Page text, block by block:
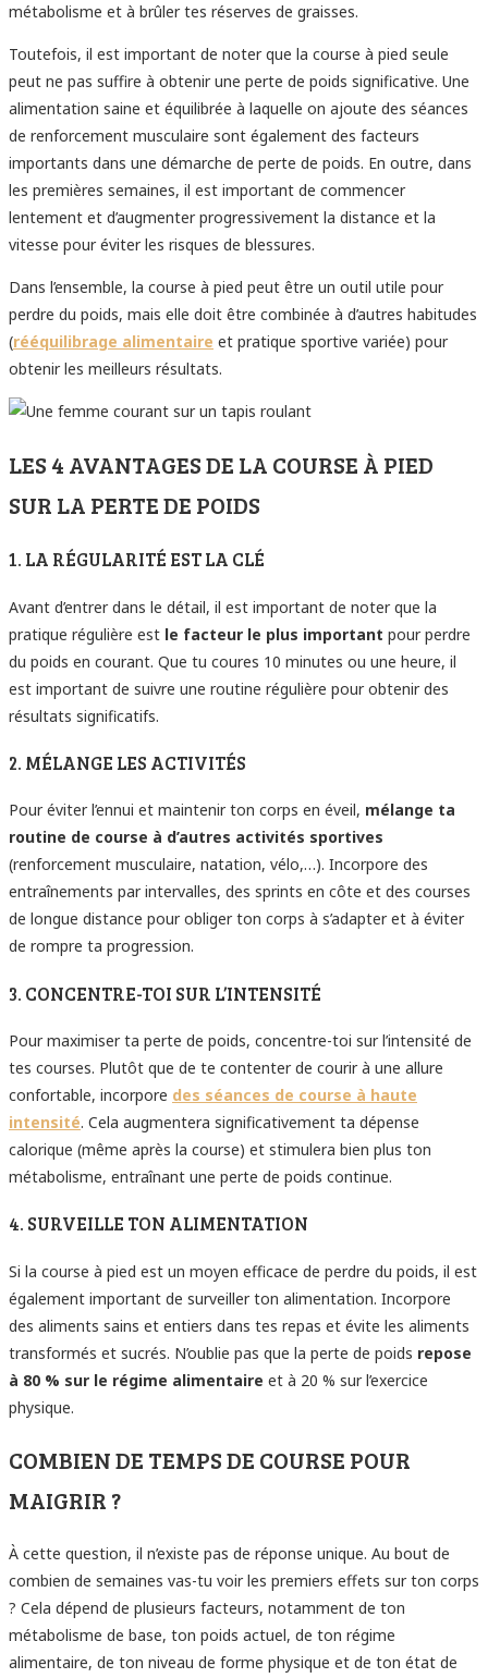
métabolisme et à brûler tes réserves de graisses.
Toutefois, il est important de noter que la course à pied seule
peut ne pas suffire à obtenir une perte de poids significative. Une
alimentation saine et équilibrée à laquelle on ajoute des séances
de renforcement musculaire sont également des facteurs
importants dans une démarche de perte de poids. En outre, dans
les premières semaines, il est important de commencer
lentement et d’augmenter progressivement la distance et la
vitesse pour éviter les risques de blessures.
Dans l’ensemble, la course à pied peut être un outil utile pour
perdre du poids, mais elle doit être combinée à d’autres habitudes
(rééquilibrage alimentaire et pratique sportive variée) pour
obtenir les meilleurs résultats.
LES 4 AVANTAGES DE LA COURSE À PIED
SUR LA PERTE DE POIDS
1. LA RÉGULARITÉ EST LA CLÉ
Avant d’entrer dans le détail, il est important de noter que la
pratique régulière est le facteur le plus important pour perdre
du poids en courant. Que tu coures 10 minutes ou une heure, il
est important de suivre une routine régulière pour obtenir des
résultats significatifs.
2. MÉLANGE LES ACTIVITÉS
Pour éviter l’ennui et maintenir ton corps en éveil, mélange ta
routine de course à d’autres activités sportives
(renforcement musculaire, natation, vélo,…). Incorpore des
entraînements par intervalles, des sprints en côte et des courses
de longue distance pour obliger ton corps à s’adapter et à éviter
de rompre ta progression.
3. CONCENTRE-TOI SUR L’INTENSITÉ
Pour maximiser ta perte de poids, concentre-toi sur l’intensité de
tes courses. Plutôt que de te contenter de courir à une allure
confortable, incorpore des séances de course à haute
intensité. Cela augmentera significativement ta dépense
calorique (même après la course) et stimulera bien plus ton
métabolisme, entraînant une perte de poids continue.
4. SURVEILLE TON ALIMENTATION
Si la course à pied est un moyen efficace de perdre du poids, il est
également important de surveiller ton alimentation. Incorpore
des aliments sains et entiers dans tes repas et évite les aliments
transformés et sucrés. N’oublie pas que la perte de poids repose
à 80 % sur le régime alimentaire et à 20 % sur l’exercice
physique.
COMBIEN DE TEMPS DE COURSE POUR
MAIGRIR ?
À cette question, il n’existe pas de réponse unique. Au bout de
combien de semaines vas-tu voir les premiers effets sur ton corps
? Cela dépend de plusieurs facteurs, notamment de ton
métabolisme de base, ton poids actuel, de ton régime
alimentaire, de ton niveau de forme physique et de ton état de